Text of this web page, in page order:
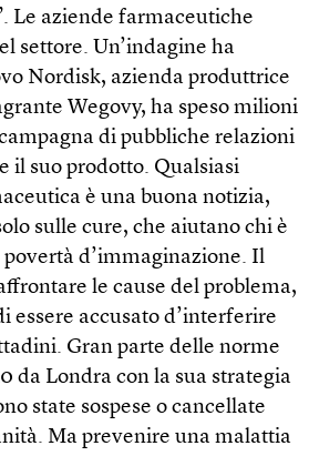
Le aziende farmaceutiche
settore. Un’indagine ha
Nordisk, azienda produttrice
Wegovy, ha speso milioni
di pubbliche relazioni
il suo prodotto. Qualsiasi
è una buona notizia,
sulle cure, che aiutano chi è
povertà d’immaginazione. Il
le cause del problema,
essere accusato d’interferire
Gran parte delle norme
da Londra con la sua strategia
state sospese o cancellate
Ma prevenire una malattia